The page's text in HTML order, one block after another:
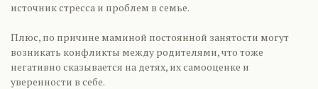
источник стресса и проблем в семье.
Плюс, по причине маминой постоянной занятости могут
возникать конфликты между родителями, что тоже
негативно сказывается на детях, их самооценке и
уверенности в себе.